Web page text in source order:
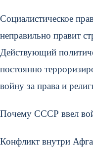
Социалистическое
неправильно правит
Действующий
постоянно
войну за права и
Почему СССР ввел
Конфликт внутри